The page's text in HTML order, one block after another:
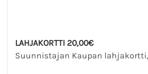
LAHJAKORTTI 20,00€
Suunnistajan Kaupan lahjakortti,